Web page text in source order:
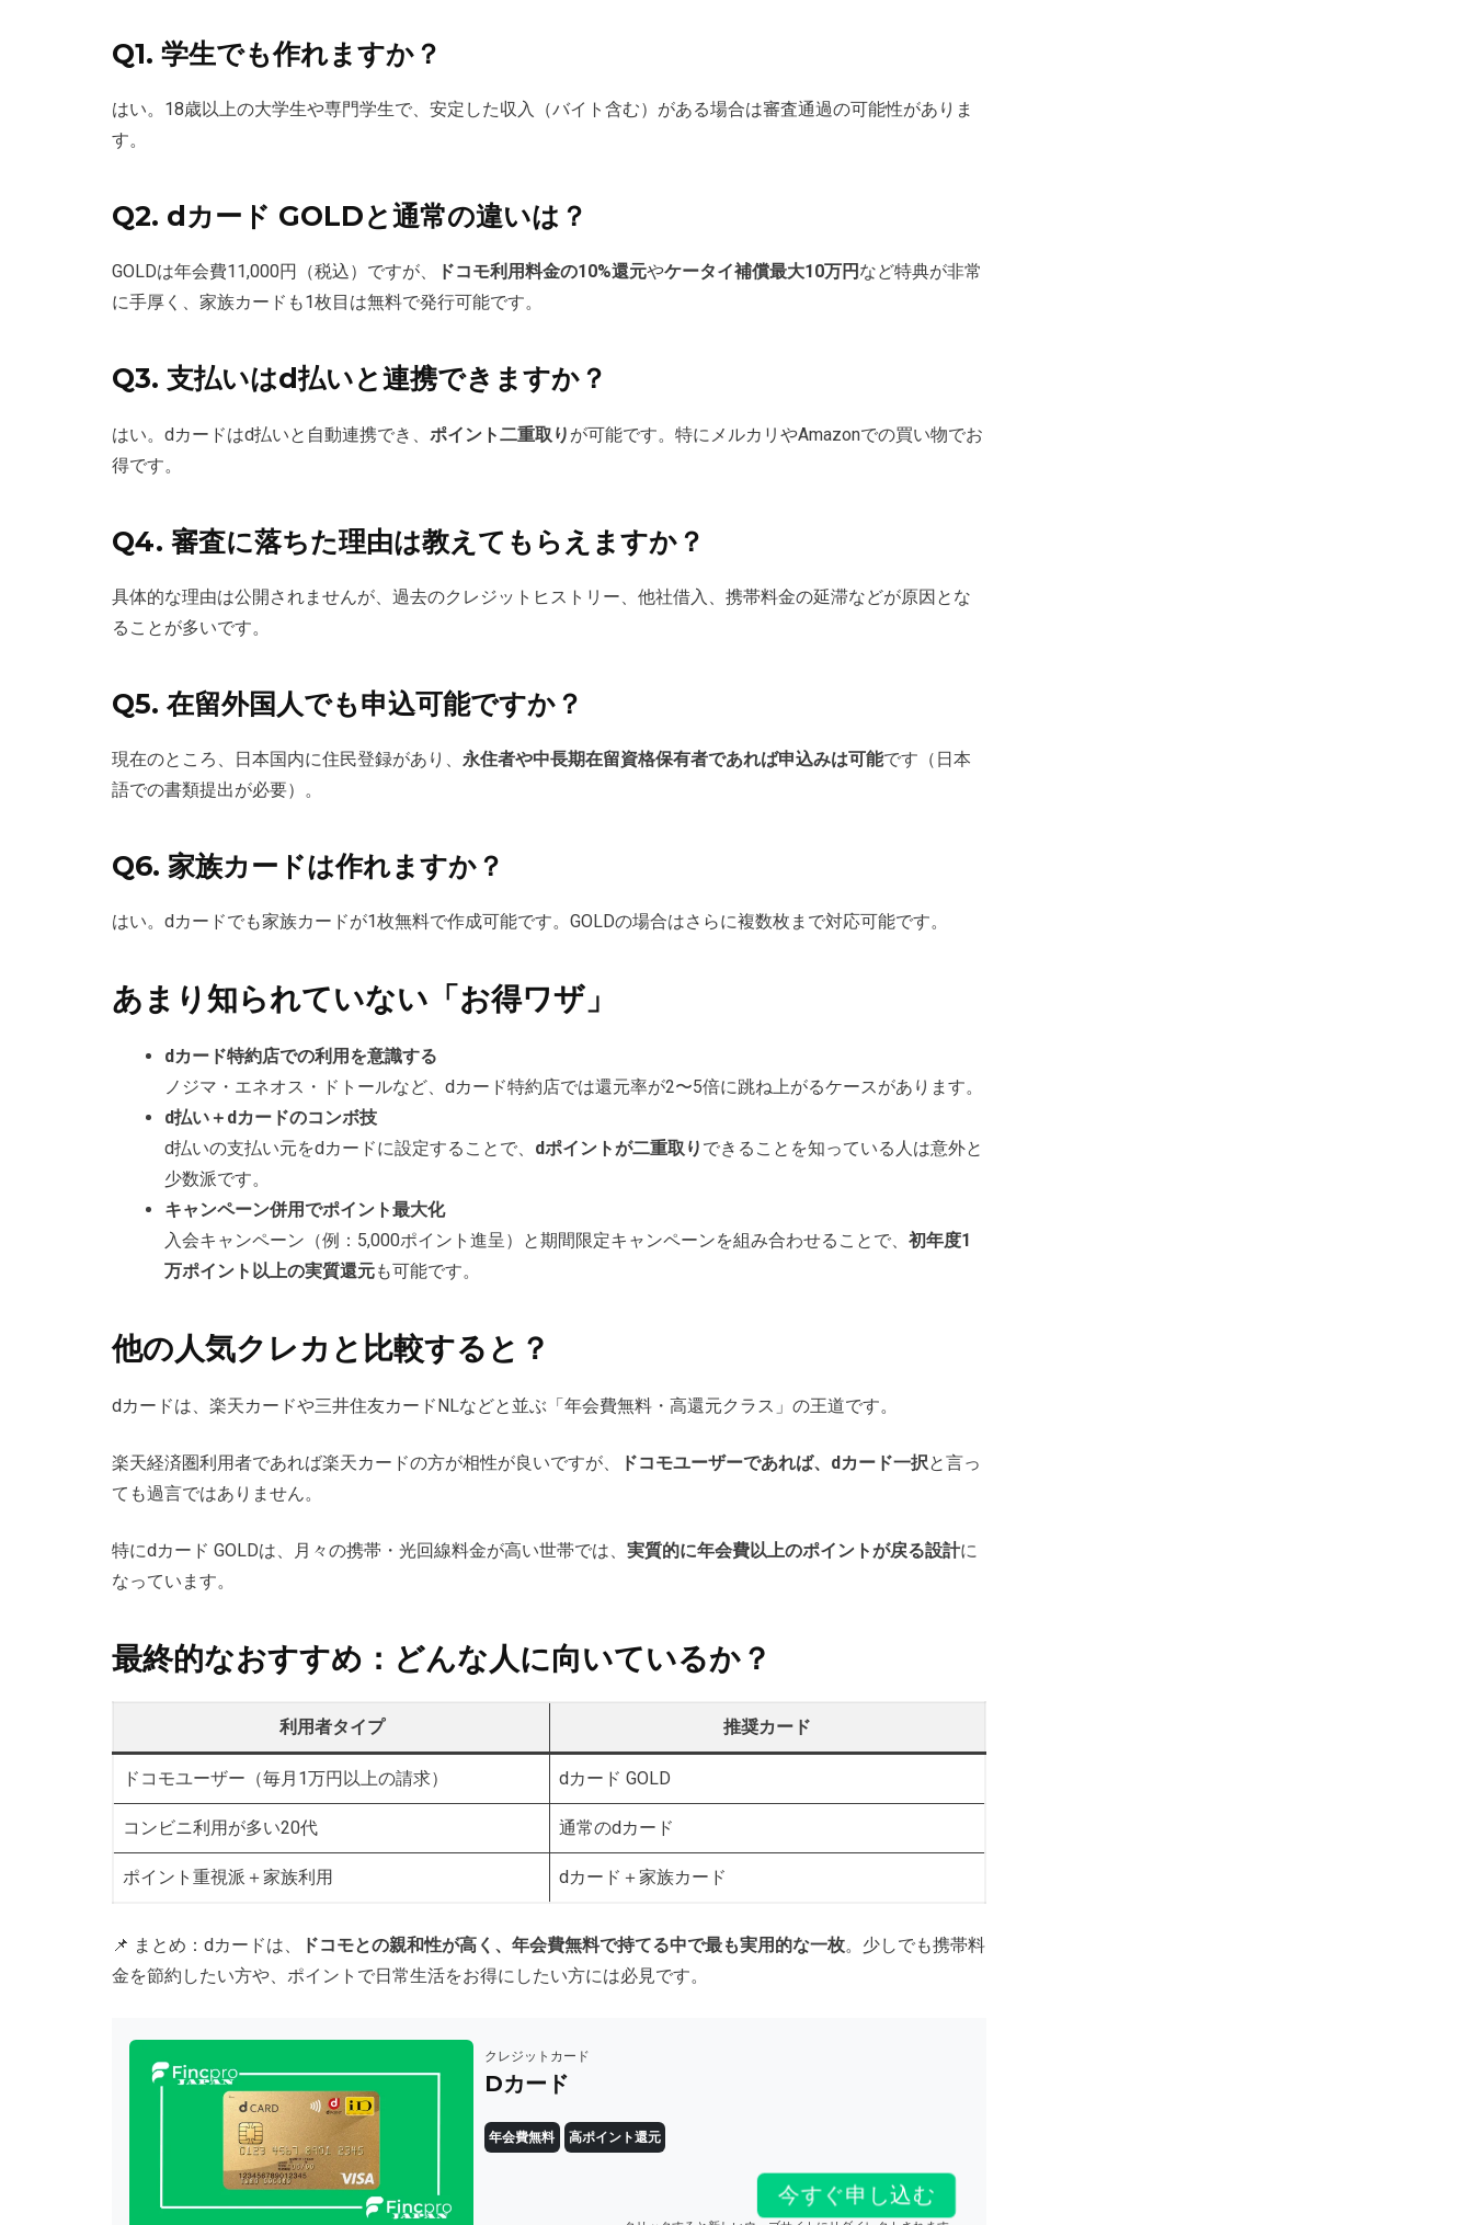
Q1. 学生でも作れますか？
はい。18歳以上の大学生や専門学生で、安定した収入（バイト含む）がある場合は審査通過の可能性がありま
す。
Q2. dカード GOLDと通常の違いは？
GOLDは年会費11,000円（税込）ですが、 ドコモ利用料金の10%還元やケータイ補償最大10万円 など特典が非常
に手厚く、家族カードも1枚目は無料で発行可能です。
Q3. 支払いはd払いと連携できますか？
はい。dカードはd払いと自動連携でき、 ポイント二重取り が可能です。特にメルカリやAmazonでの買い物でお
得です。
Q4. 審査に落ちた理由は教えてもらえますか？
具体的な理由は公開されませんが、過去のクレジットヒストリー、他社借入、携帯料金の延滞などが原因とな
ることが多いです。
Q5. 在留外国人でも申込可能ですか？
現在のところ、日本国内に住民登録があり、 永住者や中長期在留資格保有者であれば申込みは可能です（日本
語での書類提出が必要）。
Q6. 家族カードは作れますか？
はい。dカードでも家族カードが1枚無料で作成可能です。GOLDの場合はさらに複数枚まで対応可能です。
あまり知られていない「お得ワザ」
dカード特約店での利用を意識する
ノジマ・エネオス・ドトールなど、dカード特約店では還元率が2〜5倍に跳ね上がるケースがあります。
d払い＋dカードのコンボ技
d払いの支払い元をdカードに設定することで、 dポイントが二重取り できることを知っている人は意外と
少数派です。
キャンペーン併用でポイント最大化
入会キャンペーン（例：5,000ポイント進呈）と期間限定キャンペーンを組み合わせることで、 初年度1
万ポイント以上の実質還元も可能です。
他の人気クレカと比較すると？
dカードは、楽天カードや三井住友カードNLなどと並ぶ「年会費無料・高還元クラス」の王道です。
楽天経済圏利用者であれば楽天カードの方が相性が良いですが、 ドコモユーザーであれば、dカード一択と言っ
ても過言ではありません。
特にdカード GOLDは、月々の携帯・光回線料金が高い世帯では、 実質的に年会費以上のポイントが戻る設計に
なっています。
最終的なおすすめ：どんな人に向いているか？
利用者タイプ 推奨カード
ドコモユーザー（毎月1万円以上の請求） dカード GOLD
コンビニ利用が多い20代 通常のdカード
ポイント重視派＋家族利用 dカード＋家族カード
📌 まとめ：dカードは、 ドコモとの親和性が高く、年会費無料で持てる中で最も実用的な一枚。少しでも携帯料
金を節約したい方や、ポイントで日常生活をお得にしたい方には必見です。
クレジットカード
Dカード
年会費無料 高ポイント還元
今すぐ申し込む